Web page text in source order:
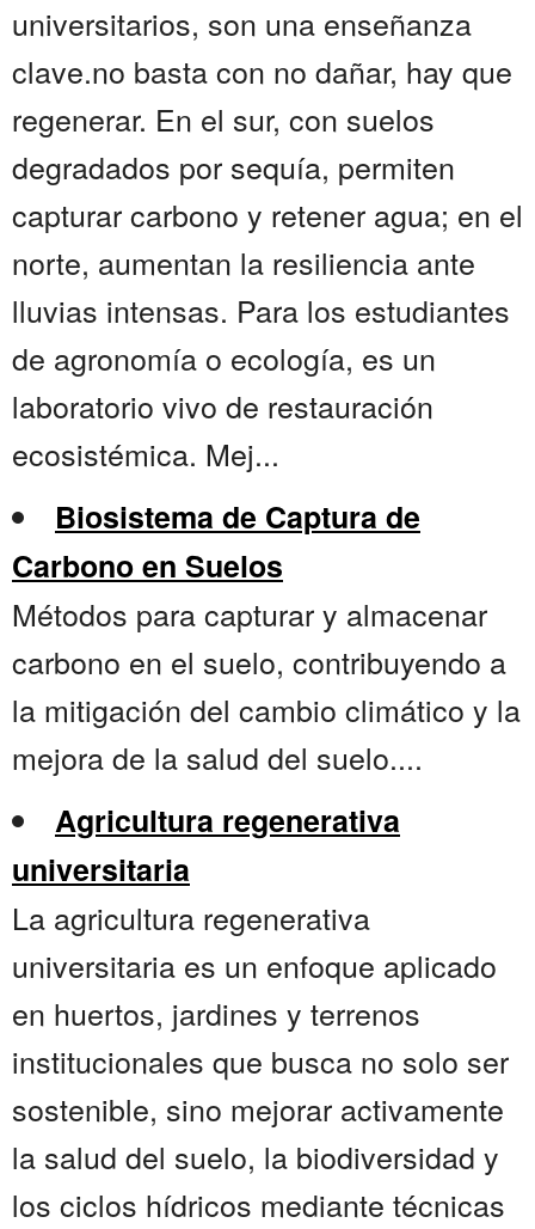
universitarios, son una enseñanza
clave.no basta con no dañar, hay que
regenerar. En el sur, con suelos
degradados por sequía, permiten
capturar carbono y retener agua; en el
norte, aumentan la resiliencia ante
lluvias intensas. Para los estudiantes
de agronomía o ecología, es un
laboratorio vivo de restauración
ecosistémica. Mej...
Biosistema de Captura de
Carbono en Suelos
Métodos para capturar y almacenar
carbono en el suelo, contribuyendo a
la mitigación del cambio climático y la
mejora de la salud del suelo....
Agricultura regenerativa
universitaria
La agricultura regenerativa
universitaria es un enfoque aplicado
en huertos, jardines y terrenos
institucionales que busca no solo ser
sostenible, sino mejorar activamente
la salud del suelo, la biodiversidad y
los ciclos hídricos mediante técnicas